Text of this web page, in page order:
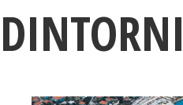
DINTORNI